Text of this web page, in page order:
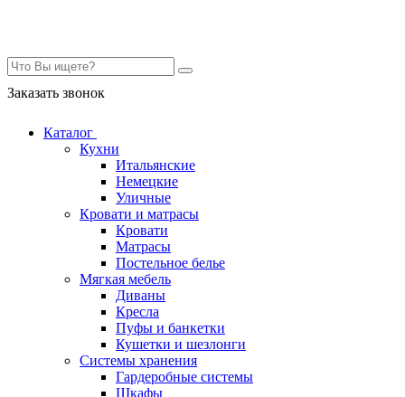
Заказать звонок
Каталог
Кухни
Итальянские
Немецкие
Уличные
Кровати и матрасы
Кровати
Матрасы
Постельное белье
Мягкая мебель
Диваны
Кресла
Пуфы и банкетки
Кушетки и шезлонги
Системы хранения
Гардеробные системы
Шкафы